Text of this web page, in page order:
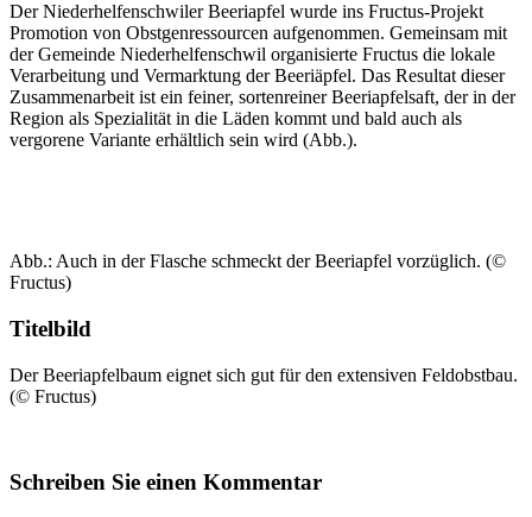
Der Niederhelfenschwiler Beeriapfel wurde ins Fructus-Projekt
Promotion von Obstgenressourcen aufgenommen. Gemeinsam mit
der Gemeinde Niederhelfenschwil organisierte Fructus die lokale
Verarbeitung und Vermarktung der Beeriäpfel. Das Resultat dieser
Zusammenarbeit ist ein feiner, sortenreiner Beeriapfelsaft, der in der
Region als Spezialität in die Läden kommt und bald auch als
vergorene Variante erhältlich sein wird (Abb.).
Abb.: Auch in der Flasche schmeckt der Beeriapfel vorzüglich. (©
Fructus)
Titelbild
Der Beeriapfelbaum eignet sich gut für den extensiven Feldobstbau.
(© Fructus)
Schreiben Sie einen Kommentar